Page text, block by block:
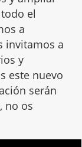
el
a
invitamos a
y
este nuevo
serán
, no os